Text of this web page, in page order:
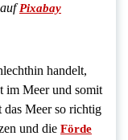
aufPixabay
handelt,
im Meer und somit
das Meer so richtig
und die Förde